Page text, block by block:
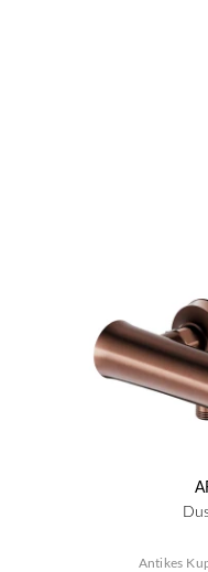
Antikes